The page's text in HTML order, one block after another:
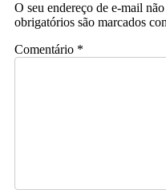
O seu endereço de e-mail
obrigatórios são marcados
Comentário *